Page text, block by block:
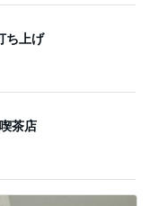
ち上げ
茶店